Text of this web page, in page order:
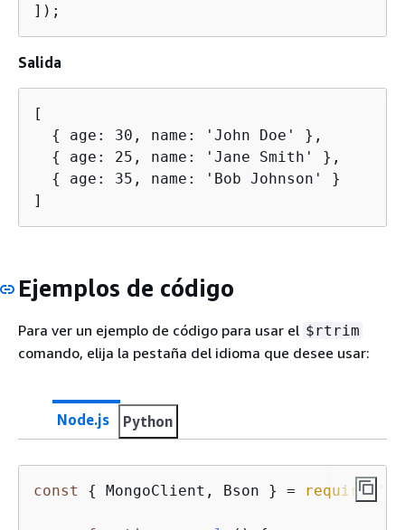
]);
Salida
[
{
age: 30, name: 'John Doe' },
{
age: 25, name: 'Jane Smith' },
{
age: 35, name: 'Bob Johnson' }
]
Ejemplos de código
Para ver un ejemplo de código para usar el $rtrim
comando, elija la pestaña del idioma que desee usar:
Node.js Python
const { MongoClient, Bson } = require(